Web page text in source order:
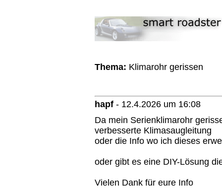
Thema: Klimarohr gerissen
hapf - 12.4.2026 um 16:08
Da mein Serienklimarohr
verbesserte Klimasaugleitung
oder die Info wo ich dieses
oder gibt es eine DIY-Lösung
Vielen Dank für eure Info